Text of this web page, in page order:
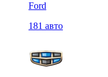
Ford
181 авто